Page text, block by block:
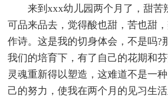
来到xxx幼儿园两个月了，甜苦
可品来品去，觉得酸也甜，苦也甜
作诗。这是我的切身体会，不是吗?
我们的培育下，有了自己的花期和
灵魂重新得以塑造，这难道不是一
己的努力，使我在两个月的见习生活